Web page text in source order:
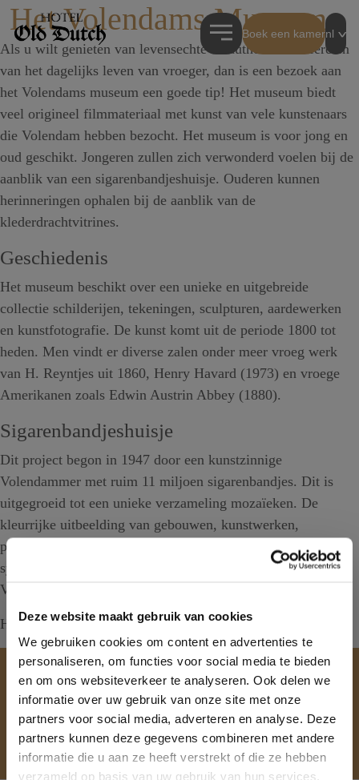
Deze website maakt gebruik van cookies
We gebruiken cookies om content en advertenties te
personaliseren, om functies voor social media te bieden
en om ons websiteverkeer te analyseren. Ook delen we
informatie over uw gebruik van onze site met onze
partners voor social media, adverteren en analyse. Deze
partners kunnen deze gegevens combineren met andere
informatie die u aan ze heeft verstrekt of die ze hebben
verzameld op basis van uw gebruik van hun services.
Boek een kamernl
Het Volendams Museum
Als u wilt genieten van levensechte en authentieke taferelen
van het dagelijks leven van vroeger, dan is een bezoek aan
het Volendams museum een goede tip! Het museum biedt
veel origineel filmmateriaal met kunst van vele kunstenaars
die Volendam hebben bezocht. Het museum is voor jong en
oud geschikt. Jongeren zullen zich verwonderd voelen bij de
aanblik van een sigarenbandjeshuisje. Ouderen kunnen
herinneringen ophalen bij de aanblik van de
klederdrachtvitrines.
Geschiedenis
Het museum beschikt over een unieke en uitgebreide
collectie schilderijen, tekeningen, sculpturen, aardewerken
en kunstfotografie. De kunst komt uit de periode 1800 tot
heden. Men vindt er diverse zalen onder meer vroeg werk
van H. Reyntjes uit 1860, Henry Havard (1973) en vroege
Amerikanen zoals Edwin Austrin Abbey (1880).
Sigarenbandjeshuisje
Dit project begon in 1947 door een kunstzinnige
Volendammer met ruim 11 miljoen sigarenbandjes. Dit is
uitgegroeid tot een unieke verzameling mozaïeken. De
kleurrijke uitbeelding van gebouwen, kunstwerken,
proviciewapens, windmolens en andere typisch Hollandse
symbolen vormen één van de hoofdattracties binnen het
Volendams Museum.
Het museum is dagelijks geopend van 10:00 tot 17:00 uur.
Blijf bij ons
Ontdek Volendam, direct aan het IJsselmeer en
comfortabele kamers voor een goede prijs
Boek een kamer